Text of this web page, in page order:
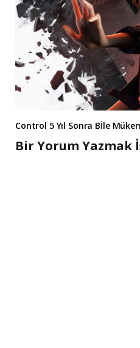
Control 5 Yıl Sonra Bİle
Bir Yorum Yazmak